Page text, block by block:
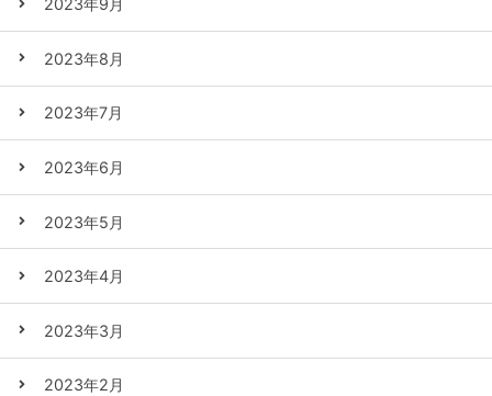
2023年9月
2023年8月
2023年7月
2023年6月
2023年5月
2023年4月
2023年3月
2023年2月